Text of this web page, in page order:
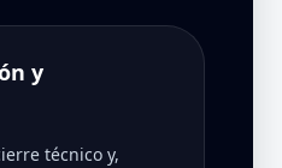
y
técnico y,